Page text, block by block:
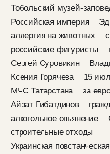
Тобольский музей-
Российская империя
аллергия на животных
российские фигуристы
Сергей Суровикин
Ксения Горячева
15
МЧС Татарстана
за
Айрат Гибатдинов
алкогольное опьянение
строительные отходы
Украинская